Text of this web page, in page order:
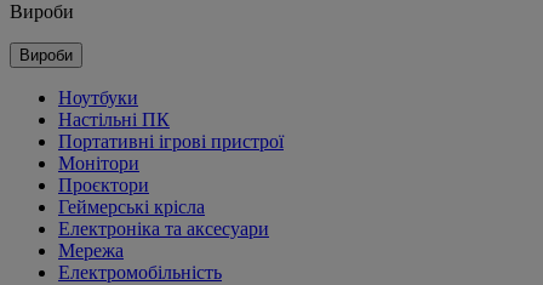
Вироби
Вироби
Ноутбуки
Настільні ПК
Портативні ігрові пристрої
Монітори
Проєктори
Геймерські крісла
Електроніка та аксесуари
Мережа
Електромобільність